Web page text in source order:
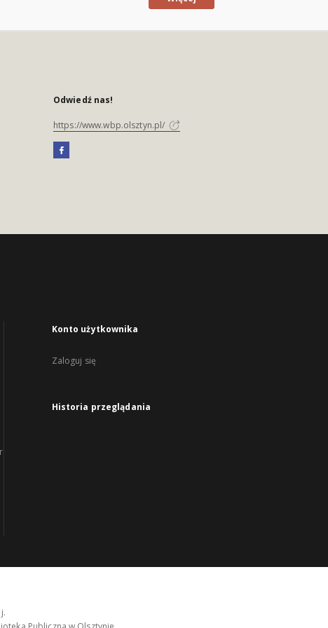
Odwiedź nas!
https://www.wbp.olsztyn.pl/
Konto użytkownika
Zaloguj się
Historia przeglądania